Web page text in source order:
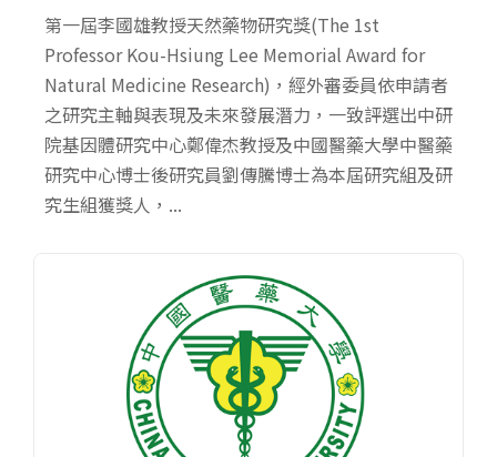
第一屆李國雄教授天然藥物研究獎(The 1st
Professor Kou-Hsiung Lee Memorial Award for
Natural Medicine Research)，經外審委員依申請者
之研究主軸與表現及未來發展潛力，一致評選出中研
院基因體研究中心鄭偉杰教授及中國醫藥大學中醫藥
研究中心博士後研究員劉傳騰博士為本屆研究組及研
究生組獲獎人，...